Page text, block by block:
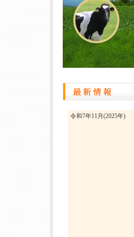
令和7年11月(2025年)